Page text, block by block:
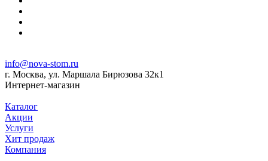
info@nova-stom.ru
г. Москва, ул. Маршала Бирюзова 32к1
Интернет-магазин
Каталог
Акции
Услуги
Хит продаж
Компания